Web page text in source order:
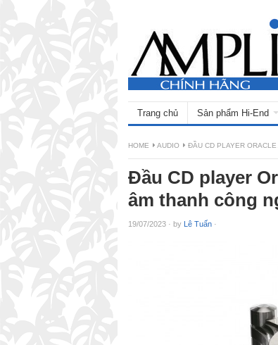
Trang chủ Sản phẩm Hi-End
HOME AUDIO ĐẦU CD PLAYER
Đầu CD player
âm thanh công
19/07/2023 · by Lê Tuấn ·